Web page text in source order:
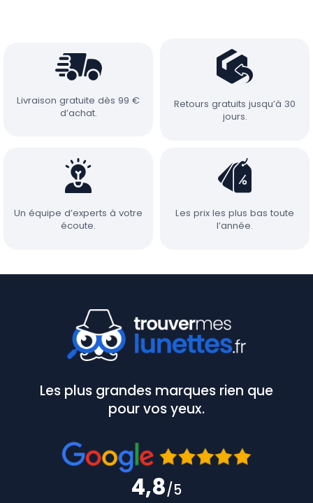
Livraison gratuite dès 99 €
d’achat.
Retours gratuits jusqu’à 30
jours.
Un équipe d’experts à votre
écoute.
Les prix les plus bas toute
l’année.
Les plus grandes marques rien que
pour vos yeux.
4,8/5